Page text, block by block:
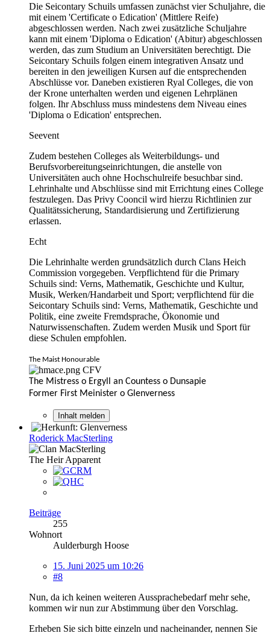
Die Seicontary Schuils umfassen zunächst vier Schuljahre, die
mit einem 'Certificate o Edication' (Mittlere Reife)
abgeschlossen werden. Nach zwei zusätzliche Schuljahre
kann mit einem 'Diploma o Edication' (Abitur) abgeschlossen
werden, das zum Studium an Universitäten berechtigt. Die
Seicontary Schuils folgen einem integrativen Ansatz und
bereiten in den jeweiligen Kursen auf die entsprechenden
Abschlüsse vor. Daneben existieren Ryal Colleges, die von
der Krone unterhalten werden und eigenen Lehrplänen
folgen. Ihr Abschluss muss mindestens dem Niveau eines
'Diploma o Edication' entsprechen.
Seevent
Zudem bestehen Colleges als Weiterbildungs- und
Berufsvorbereitungseinrichtungen, die anstelle von
Universitäten auch ohne Hochschulreife besuchbar sind.
Lehrinhalte und Abschlüsse sind mit Errichtung eines College
festzulegen. Das Privy Cooncil wird hierzu Richtlinien zur
Qualitätssicherung, Standardisierung und Zertifizierung
erlassen.
Echt
Die Lehrinhalte werden grundsätzlich durch Clans Heich
Commission vorgegeben. Verpflichtend für die Primary
Schuils sind: Verns, Mathematik, Geschichte und Kultur,
Musik, Werken/Handarbeit und Sport; verpflichtend für die
Seicontary Schuils sind: Verns, Mathematik, Geschichte und
Politik, eine zweite Fremdsprache, Ökonomie und
Naturwissenschaften. Zudem werden Musik und Sport für
diese Schulen empfohlen.
The Maist Honourable
CFV
The Mistress o Ergyll an Countess o Dunsapie
Former First Meinister o Glenverness
Inhalt melden
Roderick MacSterling
The Heir Apparent
Beiträge
255
Wohnort
Aulderburgh Hoose
15. Juni 2025 um 10:26
#8
Nun, da ich keinen weiteren Aussprachebedarf mehr sehe,
kommen wir nun zur Abstimmung über den Vorschlag.
Erheben Sie sich bitte einzeln und nacheinander, nennen Sie